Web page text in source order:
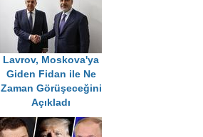
Lavrov, Moskova'ya
Giden Fidan ile Ne
Zaman Görüşeceğini
Açıkladı